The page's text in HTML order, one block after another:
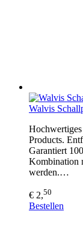
Walvis
Products.
Garantiert
Kombination
werden.…
€ 2,50
Bestellen